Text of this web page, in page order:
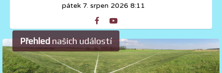
pátek 7. srpen 2026 8:11
Přehled našich událostí